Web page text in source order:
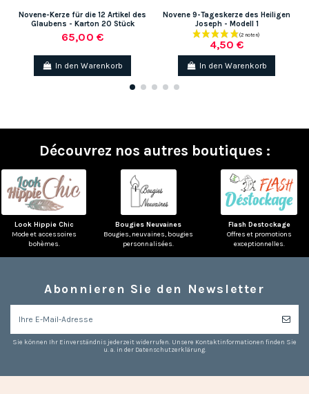
Novene-Kerze für die 12 Artikel des
Glaubens - Karton 20 Stück
65,00 €
In den Warenkorb
Novene 9-Tageskerze des Heiligen
Joseph - Modell 1
4,50 €
In den Warenkorb
Découvrez nos autres boutiques :
Look Hippie Chic
Mode et accessoires
bohèmes.
Bougies Neuvaines
Bougies, neuvaines, bougies
personnalisées.
Flash Destockage
Offres et promotions
exceptionnelles.
Abonnieren Sie den Newsletter
Sie können Ihr Einverständnis jederzeit widerrufen. Unsere Kontaktinformationen finden Sie
u. a. in der Datenschutzerklärung.